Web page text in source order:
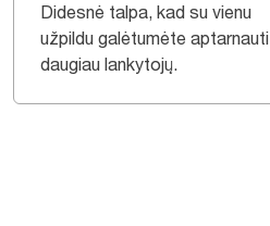
Didesnė talpa, kad su vienu
užpildu galėtumėte aptarnauti
daugiau lankytojų.